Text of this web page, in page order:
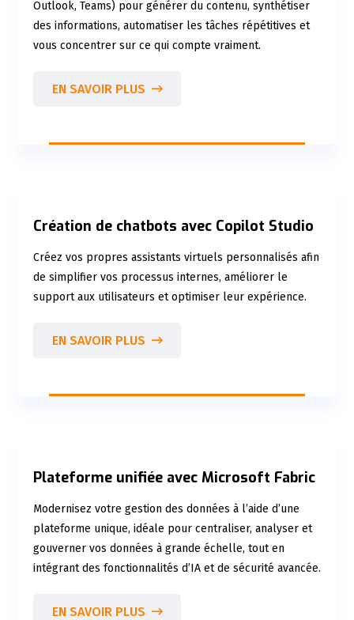
Outlook, Teams) pour générer du contenu, synthétiser
des informations, automatiser les tâches répétitives et
vous concentrer sur ce qui compte vraiment.
EN SAVOIR PLUS
Création de chatbots avec Copilot Studio
Créez vos propres assistants virtuels personnalisés afin
de simplifier vos processus internes, améliorer le
support aux utilisateurs et optimiser leur expérience.
EN SAVOIR PLUS
Plateforme unifiée avec Microsoft Fabric
Modernisez votre gestion des données à l’aide d’une
plateforme unique, idéale pour centraliser, analyser et
gouverner vos données à grande échelle, tout en
intégrant des fonctionnalités d’IA et de sécurité avancée.
EN SAVOIR PLUS